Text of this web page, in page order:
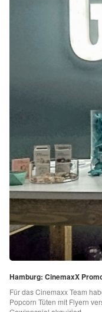
Hamburg: CinemaxX
Für das Cinemaxx Team
Popcorn Tüten mit Flyern